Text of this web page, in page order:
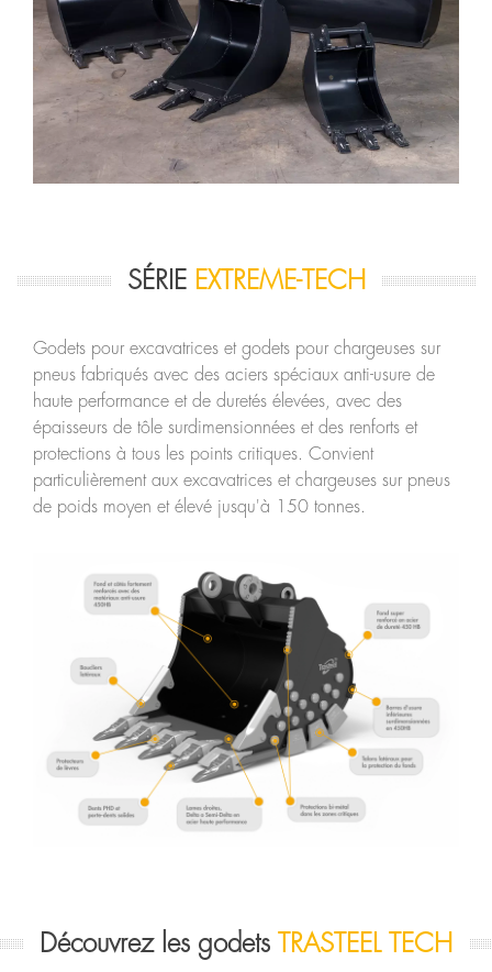
SÉRIE EXTREME-TECH
Godets pour excavatrices et godets pour chargeuses sur
pneus fabriqués avec des aciers spéciaux anti-usure de
haute performance et de duretés élevées, avec des
épaisseurs de tôle surdimensionnées et des renforts et
protections à tous les points critiques. Convient
particulièrement aux excavatrices et chargeuses sur pneus
de poids moyen et élevé jusqu'à 150 tonnes.
Découvrez les godets TRASTEEL TECH